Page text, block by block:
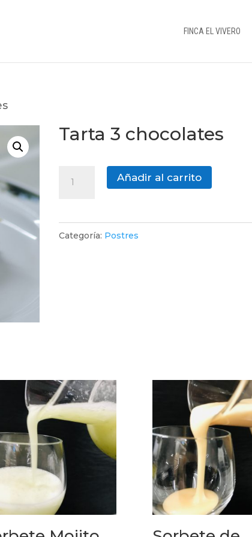
FINCA EL VIVERO
Tarta 3 chocolates
Añadir al carrito
Categoría: Postres